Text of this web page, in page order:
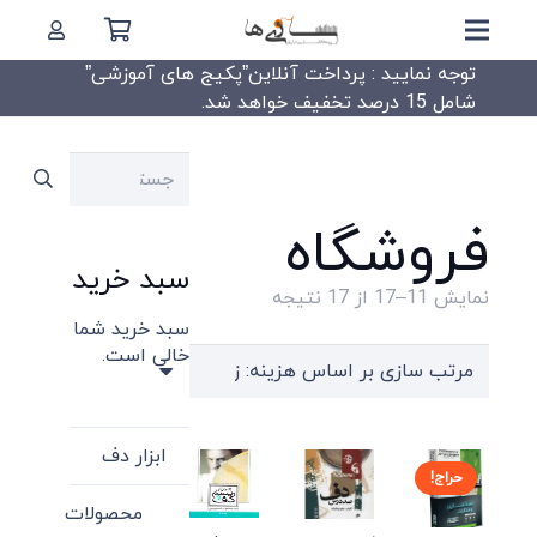
توجه نمایید : پرداخت آنلاین”پکیج های آموزشی”
شامل 15 درصد تخفیف خواهد شد.
فروشگاه
نمایش 11–17 از 17 نتیجه
price:
low
حراج!
جستجو
سبد خرید
سبد خرید شما
خالی است.
ابزار دف
محصولات